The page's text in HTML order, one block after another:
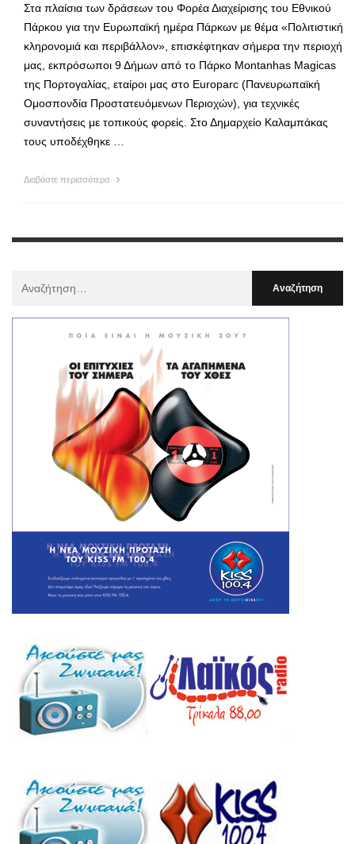
Στα πλαίσια των δράσεων του Φορέα Διαχείρισης του Εθνικού
Πάρκου για την Ευρωπαϊκή ημέρα Πάρκων με θέμα «Πολιτιστική
κληρονομιά και περιβάλλον», επισκέφτηκαν σήμερα την περιοχή
μας, εκπρόσωποι 9 Δήμων από το Πάρκο Montanhas Magicas
της Πορτογαλίας, εταίροι μας στο Europarc (Πανευρωπαϊκή
Ομοσπονδία Προστατευόμενων Περιοχών), για τεχνικές
συναντήσεις με τοπικούς φορείς. Στο Δημαρχείο Καλαμπάκας
τους υποδέχθηκε …
Διαβάστε περισσότερα
: